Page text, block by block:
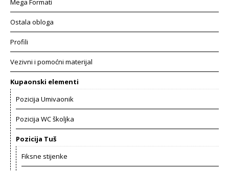
Mega Formati
Ostala obloga
Profili
Vezivni i pomoćni materijal
Kupaonski elementi
Pozicija Umivaonik
Pozicija WC školjka
Pozicija Tuš
Fiksne stijenke